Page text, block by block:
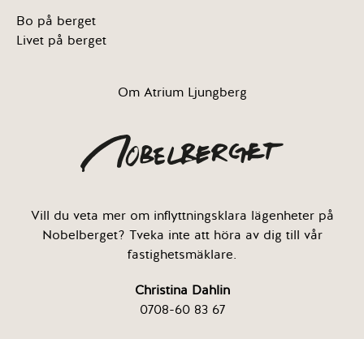
Bo på berget
Livet på berget
Om Atrium Ljungberg
Vill du veta mer om inflyttningsklara lägenheter på
Nobelberget? Tveka inte att höra av dig till vår
fastighetsmäklare.
Christina Dahlin
0708-60 83 67